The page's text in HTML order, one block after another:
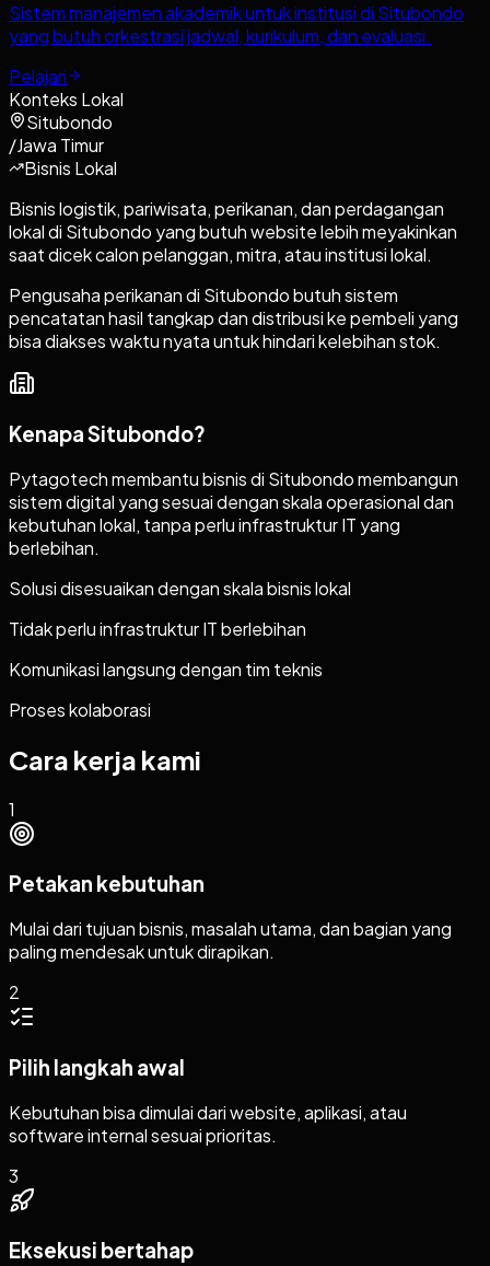
Sistem manajemen akademik untuk institusi di Situbondo
yang butuh orkestrasi jadwal, kurikulum, dan evaluasi.
Pelajari
Konteks Lokal
Situbondo
/Jawa Timur
Bisnis Lokal
Bisnis logistik, pariwisata, perikanan, dan perdagangan
lokal di Situbondo yang butuh website lebih meyakinkan
saat dicek calon pelanggan, mitra, atau institusi lokal.
Pengusaha perikanan di Situbondo butuh sistem
pencatatan hasil tangkap dan distribusi ke pembeli yang
bisa diakses waktu nyata untuk hindari kelebihan stok.
KenapaSitubondo?
Pytagotech membantu bisnis di Situbondo membangun
sistem digital yang sesuai dengan skala operasional dan
kebutuhan lokal, tanpa perlu infrastruktur IT yang
berlebihan.
Solusi disesuaikan dengan skala bisnis lokal
Tidak perlu infrastruktur IT berlebihan
Komunikasi langsung dengan tim teknis
Proses kolaborasi
Cara kerja kami
1
Petakan kebutuhan
Mulai dari tujuan bisnis, masalah utama, dan bagian yang
paling mendesak untuk dirapikan.
2
Pilih langkah awal
Kebutuhan bisa dimulai dari website, aplikasi, atau
software internal sesuai prioritas.
3
Eksekusi bertahap